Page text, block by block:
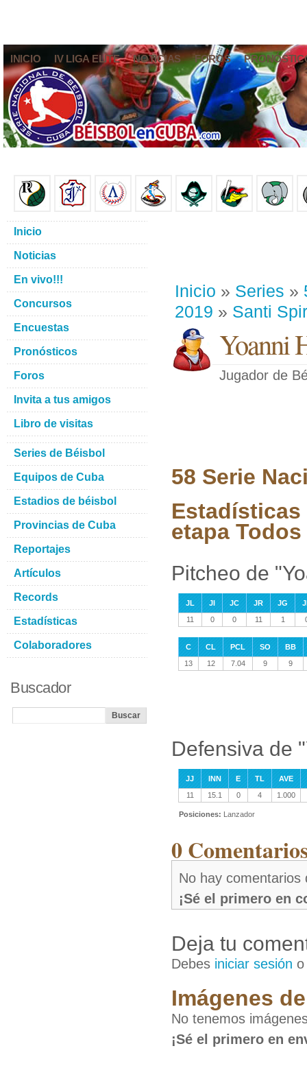
INICIO IV LIGA ELITE NOTICIAS FOROS
Inicio » Series »
2019 » Santi
Yoanni
Jugador de
58 Serie
Estadísticas
etapa
Pitcheo de
JL JI JC JR JG
11
0 0 11 1
C CL PCL SO
BB
13
12 7.04 9 9
Defensiva de
JJ INN E TL
AVE
11
15.1 0 4 1.000
Posiciones: Lanzador
0
No hay comentarios
¡Sé el primero en
Deja tu
Debes iniciar sesión
Imágenes
No tenemos
¡Sé el primero en
Inicio
Noticias
En vivo!!!
Concursos
Encuestas
Pronósticos
Foros
Invita a tus amigos
Libro de visitas
Series de Béisbol
Equipos de Cuba
Estadios de béisbol
Provincias de Cuba
Reportajes
Artículos
Records
Estadísticas
Colaboradores
Buscador